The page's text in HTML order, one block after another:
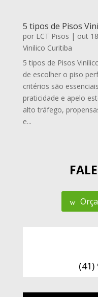
5 tipos de Pisos
por LCT Pisos | out
Vinilico Curitiba
5 tipos de Pisos
de escolher o piso
critérios são
praticidade e apelo
alto tráfego,
e...
(41)